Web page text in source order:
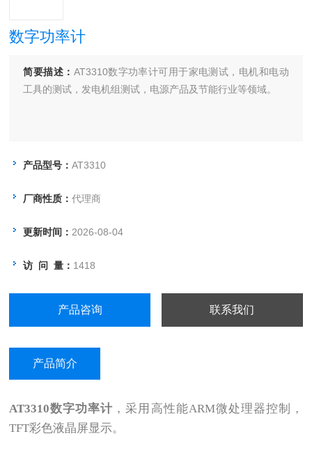
数字功率计
简要描述： AT3310数字功率计可用于家电测试，电机和电动
工具的测试，发电机组测试，电源产品及节能行业等领域。
产品型号：AT3310
厂商性质：代理商
更新时间：2026-08-04
访 问 量： 1418
产品咨询 联系我们
产品简介
AT3310数字功率计 ，采用高性能ARM微处理器控制，
TFT彩色液晶屏显示。